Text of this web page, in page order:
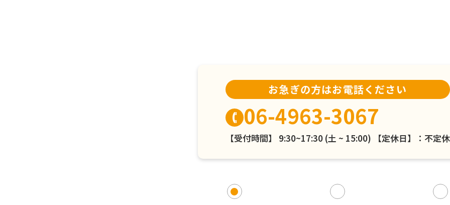
お急ぎの方はお電話ください
06-4963-3067
【受付時間】 9:30~17:30 (土 ~ 15:00) 【定休日】：不定休